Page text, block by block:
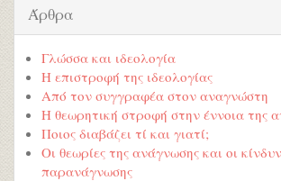
Άρθρα
Γλώσσα και ιδεολογία
Η επιστροφή της ιδεολογίας
Από τον συγγραφέα στον αναγνώστη
Η θεωρητική στροφή στην έννοια της
Ποιος διαβάζει τί και γιατί;
Οι θεωρίες της ανάγνωσης και οι
παρανάγνωσης